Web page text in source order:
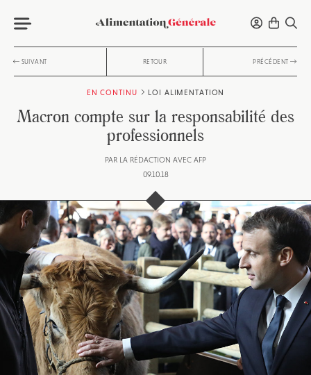
SUIVANT RETOUR PRÉCÉDENT
EN CONTINU LOI ALIMENTATION
Macron compte sur la responsabilité des
professionnels
PAR LA RÉDACTION AVEC AFP
09.10.18